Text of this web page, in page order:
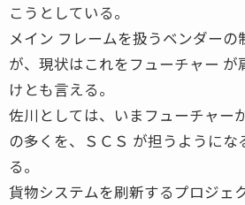
こうとしている。
メイン フレームを扱うベンダーの
が、現状はこれをフューチャー が
けとも言える。
佐川としては、いまフューチャー
の多くを、ＳＣＳ が担うようにな
る。
貨物システムを刷新するプロジェ